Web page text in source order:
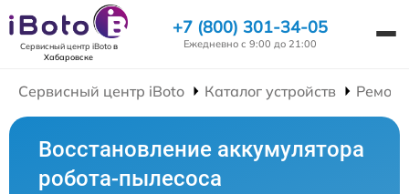
Сервисный центр iBotoв
Хабаровске
+7 (800) 301-34-05
Ежедневно с 9:00 до 21:00
Сервисный центр iBoto Каталог устройств
Восстановление аккумулятора
робота-пылесоса